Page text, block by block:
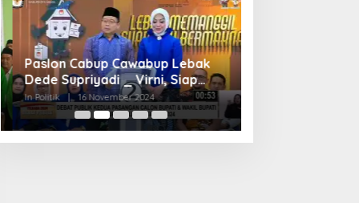
Paslon Cabup Cawabup Lebak
Dede Supriyadi _ Virni, Siap
Realisasikan Program
In Politik | 16 November 2024